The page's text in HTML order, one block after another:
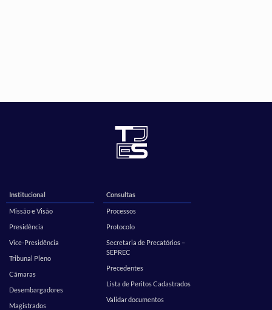
Institucional
Missão e Visão
Presidência
Vice-Presidência
Tribunal Pleno
Câmaras
Desembargadores
Magistrados
Consultas
Processos
Protocolo
Secretaria de Precatórios –
SEPREC
Precedentes
Lista de Peritos Cadastrados
Validar documentos